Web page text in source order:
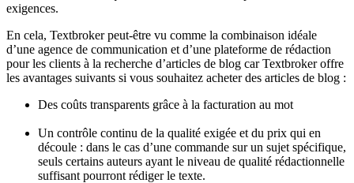
exigences.
En cela, Textbroker peut-être vu comme la combinaison idéale
d’une agence de communication et d’une plateforme de rédaction
pour les clients à la recherche d’articles de blog car Textbroker offre
les avantages suivants si vous souhaitez acheter des articles de blog :
Des coûts transparents grâce à la facturation au mot
Un contrôle continu de la qualité exigée et du prix qui en
découle : dans le cas d’une commande sur un sujet spécifique,
seuls certains auteurs ayant le niveau de qualité rédactionnelle
suffisant pourront rédiger le texte.